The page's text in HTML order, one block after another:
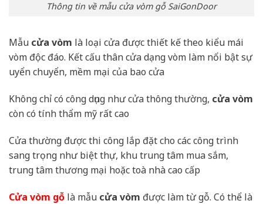
Thông tin về mẫu cửa vòm gỗ SaiGonDoor
Mẫu cửa vòm là loại cửa được thiết kế theo kiểu mái
vòm độc đáo. Kết cấu thân cửa dạng vòm làm nổi bật sự
uyển chuyển, mềm mại của bao cửa
Không chỉ có công dụng như cửa thông thường, cửa vòm
còn có tính thẩm mỹ rất cao
Cửa thường được thi công lắp đặt cho các công trình
sang trọng như biệt thự, khu trung tâm mua sắm,
trung tâm thương mại hoặc toà nhà cao cấp
Cửa vòm gỗ là mẫu cửa vòm được làm từ gỗ. Có thể là